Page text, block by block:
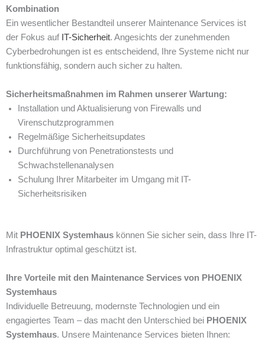
Kombination
Ein wesentlicher Bestandteil unserer Maintenance Services ist
der Fokus auf IT-Sicherheit. Angesichts der zunehmenden
Cyberbedrohungen ist es entscheidend, Ihre Systeme nicht nur
funktionsfähig, sondern auch sicher zu halten.
Sicherheitsmaßnahmen im Rahmen unserer Wartung:
Installation und Aktualisierung von Firewalls und
Virenschutzprogrammen
Regelmäßige Sicherheitsupdates
Durchführung von Penetrationstests und
Schwachstellenanalysen
Schulung Ihrer Mitarbeiter im Umgang mit IT-
Sicherheitsrisiken
Mit PHOENIX Systemhaus können Sie sicher sein, dass Ihre IT-
Infrastruktur optimal geschützt ist.
Ihre Vorteile mit den Maintenance Services von PHOENIX
Systemhaus
Individuelle Betreuung, modernste Technologien und ein
engagiertes Team – das macht den Unterschied bei PHOENIX
Systemhaus. Unsere Maintenance Services bieten Ihnen: